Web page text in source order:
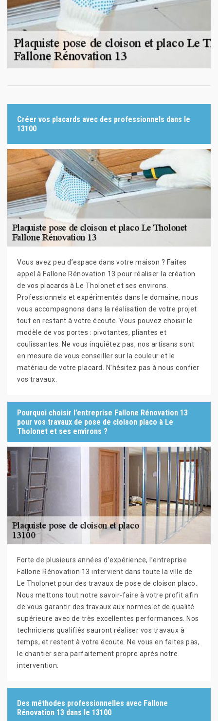
Créer vos placards avec des professionnels dans le
13100
Vous avez peu d’espace dans votre maison ? Faites
appel à Fallone Rénovation 13 pour réaliser la création
de vos placards à Le Tholonet et ses environs.
Professionnels et expérimentés dans le domaine, nous
vous accompagnons dans la réalisation de votre projet
tout en restant à votre écoute. Vous pouvez choisir le
modèle de vos portes : pivotantes, pliantes et
coulissantes. Ne vous inquiétez pas, nos artisans sont
en mesure de vous conseiller sur la couleur et le
matériau de votre placard. N’hésitez pas à nous confier
vos travaux.
Pourquoi choisir l’entreprise Fallone Rénovation 13
pour vos travaux de pose de cloison placo à Le
Tholonet et ses environs ?
Forte de plusieurs années d’expérience, l’entreprise
Fallone Rénovation 13 intervient dans toute la ville de
Le Tholonet pour des travaux de pose de cloison placo.
Nous mettons tout notre savoir-faire à votre profit afin
de vous garantir des travaux aux normes et de qualité
supérieure avec de très excellentes performances. Nos
techniciens qualifiés sauront réaliser vos travaux à
temps, et restent à votre écoute. Ne vous en faites pas,
le chantier sera parfaitement propre après notre
intervention.
Des méthodes professionnelles avec Fallone
Rénovation 13 dans le 13100